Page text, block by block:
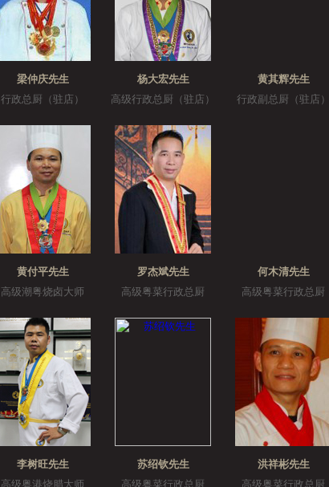
梁仲庆先生
行政总厨（驻店）
杨大宏先生
高级行政总厨（驻店）
黄其辉先生
行政副总厨（驻店）
黄付平先生
高级潮粤烧卤大师
罗杰斌先生
高级粤菜行政总厨
何木清先生
高级粤菜行政总厨
李树旺先生
高级粤港烧腊大师
苏绍钦先生
高级粤菜行政总厨
洪祥彬先生
高级粤菜行政总厨